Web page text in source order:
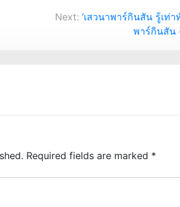
Next: ‘เสวนาพาร์กินสัน รู้เท่า
พาร์กินสัน
Required fields are marked *